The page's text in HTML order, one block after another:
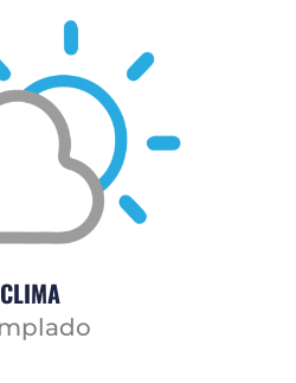
CLIMA